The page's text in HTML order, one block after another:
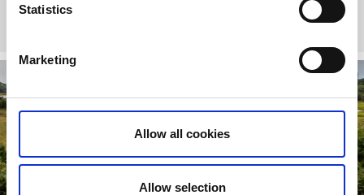
Statistics
Marketing
Allow all cookies
Allow selection
Lelångenleden